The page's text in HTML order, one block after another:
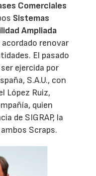
Comerciales
Sistemas
Ampliada
acordado renovar
El pasado
ejercida por
S.A.U., con
López Ruiz,
quien
de SIGRAP, la
Scraps.